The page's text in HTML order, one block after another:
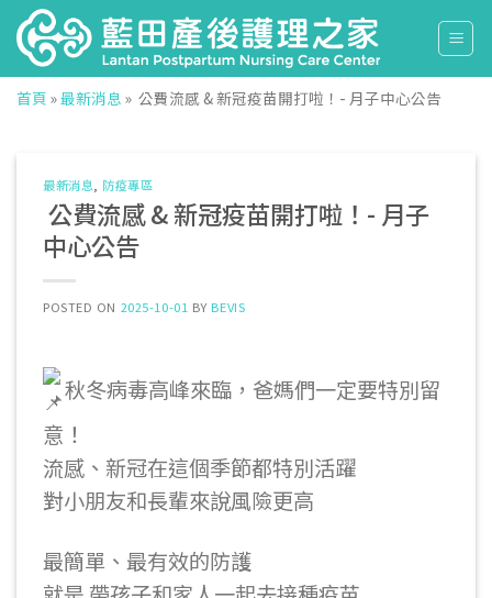
Skip
to
content
首頁 »最新消息 » 公費流感 & 新冠疫苗開打啦！- 月子中心公告
最新消息 防疫專區
公費流感 & 新冠疫苗開打啦！- 月子
中心公告
POSTED ON 2025-10-01 BY BEVIS
秋冬病毒高峰來臨，爸媽們一定要特別留
意！
流感、新冠在這個季節都特別活躍
對小朋友和長輩來說風險更高
最簡單、最有效的防護